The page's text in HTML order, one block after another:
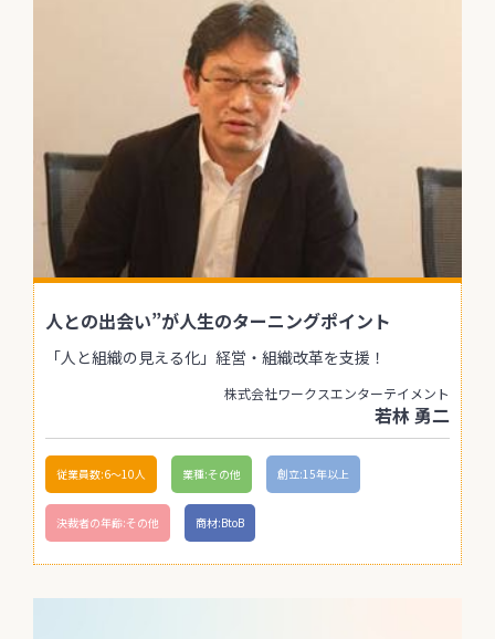
人との出会い”が人生のターニングポイント
「人と組織の見える化」経営・組織改革を支援！
株式会社ワークスエンターテイメント
若林 勇二
従業員数:6～10人 業種:その他 創立:15年以上
決裁者の年齢:その他 商材:BtoB